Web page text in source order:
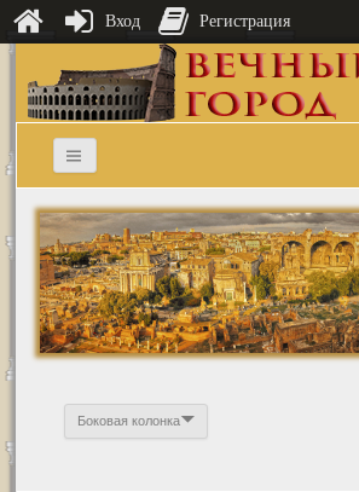
Боковая колонка
Вход Регистрация